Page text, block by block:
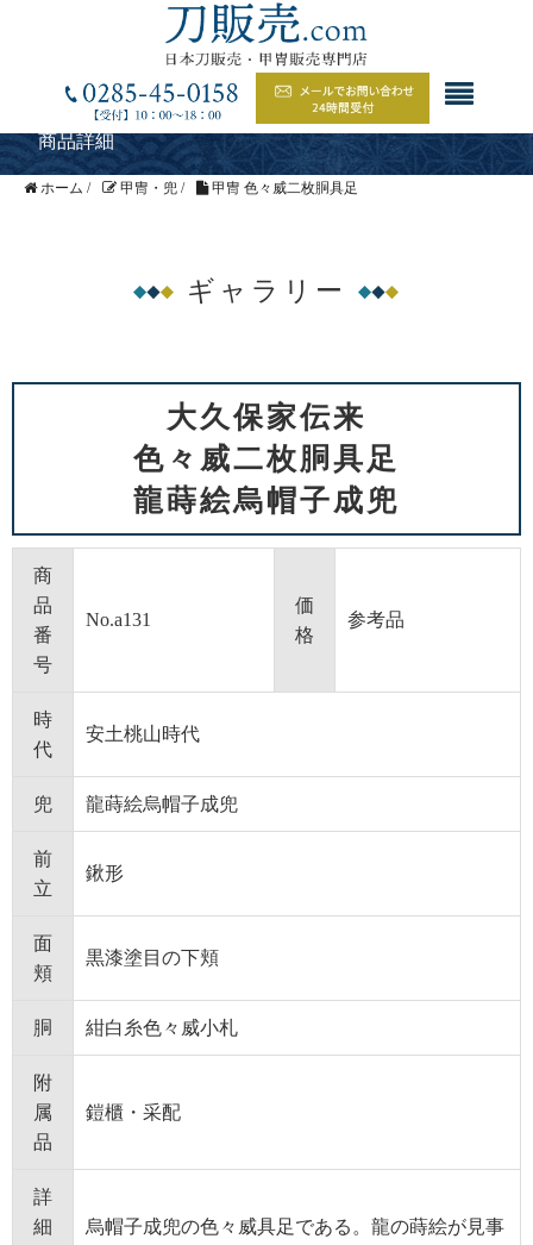
商品詳細
ホーム / 甲冑・兜 / 甲冑 色々威二枚胴具足
ギャラリー
大久保家伝来
色々威二枚胴具足
龍蒔絵烏帽子成兜
商
品
番
号
No.a131
価
格
参考品
時
代
安土桃山時代
兜 龍蒔絵烏帽子成兜
前
立
鍬形
面
頬
黒漆塗目の下頬
胴 紺白糸色々威小札
附
属
品
鎧櫃・采配
詳
細
烏帽子成兜の色々威具足である。龍の蒔絵が見事